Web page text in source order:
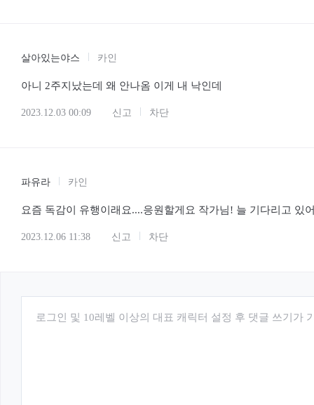
살아있는야스 카인
아니 2주지났는데 왜 안나옴 이게 내 낙인데
2023.12.03 00:09 신고 차단
파유라 카인
요즘 독감이 유행이래요....응원할게요 작가님! 늘 기다리고 있
2023.12.06 11:38 신고 차단
로그인 및 10레벨 이상의 대표 캐릭터 설정 후 댓글 쓰기가